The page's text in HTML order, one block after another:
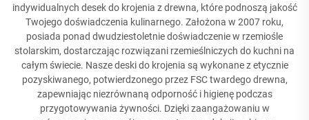
indywidualnych desek do krojenia z drewna, które podnoszą jakość
Twojego doświadczenia kulinarnego. Założona w 2007 roku,
posiada ponad dwudziestoletnie doświadczenie w rzemiośle
stolarskim, dostarczając rozwiązani rzemieślniczych do kuchni na
całym świecie. Nasze deski do krojenia są wykonane z etycznie
pozyskiwanego, potwierdzonego przez FSC twardego drewna,
zapewniając niezrównaną odporność i higienę podczas
przygotowywania żywności. Dzięki zaangażowaniu w